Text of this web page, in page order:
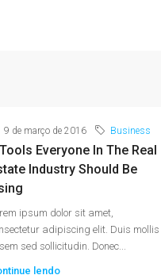
9 de março de 2016 Business
Everyone In The Real
Industry Should Be
ipsum dolor sit amet,
adipiscing elit. Duis mollis
sed sollicitudin. Donec...
lendo